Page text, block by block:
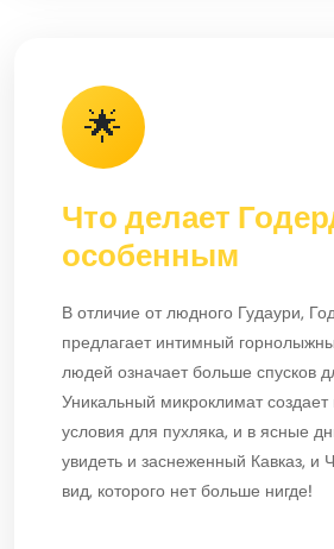
🌟
Что делает
особенным
В отличие от людного Гудаури,
предлагает интимный
людей означает больше спусков
Уникальный микроклимат
условия для пухляка, и в ясные
увидеть и заснеженный Кавказ,
вид, которого нет больше нигде!